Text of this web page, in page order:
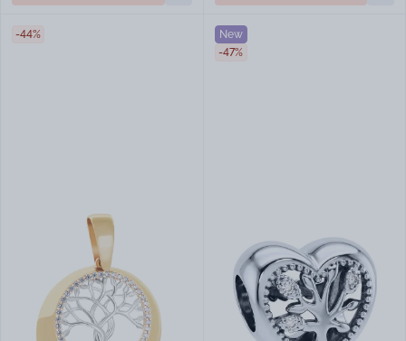
-44%
New
-47%